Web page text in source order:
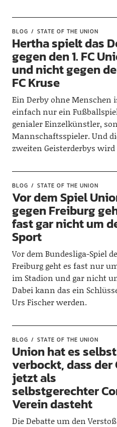
BLOG STATE OF THE UNION
Hertha spielt das
gegen den 1. FC
und nicht gegen
FC Kruse
Ein Derby ohne Menschen
einfach nur ein
genialer Einzelkünstler,
Mannschaftsspieler. Und
zweiten Geisterderbys
BLOG STATE OF THE UNION
Vor dem Spiel
gegen Freiburg
fast gar nicht um
Sport
Vor dem Bundesliga-Spiel
Freiburg geht es fast nur
im Stadion und gar nicht
Dabei kann das ein
Urs Fischer werden.
BLOG STATE OF THE UNION
Union hat es selbst
verbockt, dass der
jetzt als
selbstgerechter
Verein dasteht
Die Debatte um den